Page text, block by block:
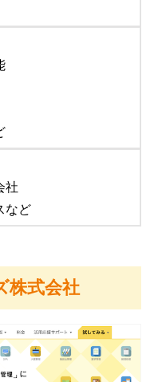
社
など
株式会社